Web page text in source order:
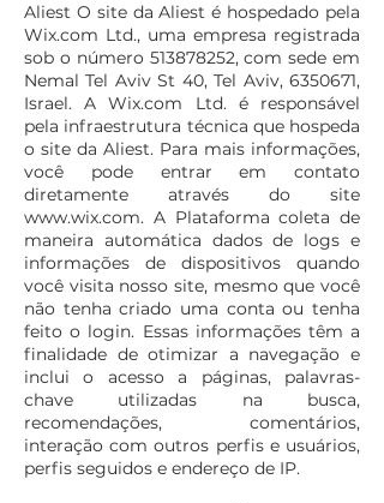
Aliest O site da Aliest é hospedado pela
Wix.com Ltd., uma empresa registrada
sob o número 513878252, com sede em
Nemal Tel Aviv St 40, Tel Aviv, 6350671,
Israel. A Wix.com Ltd. é responsável
pela infraestrutura técnica que hospeda
o site da Aliest. Para mais informações,
você pode entrar em contato
diretamente através do site
www.wix.com. A Plataforma coleta de
maneira automática dados de logs e
informações de dispositivos quando
você visita nosso site, mesmo que você
não tenha criado uma conta ou tenha
feito o login. Essas informações têm a
finalidade de otimizar a navegação e
inclui o acesso a páginas, palavras-
chave utilizadas na busca,
recomendações, comentários,
interação com outros perfis e usuários,
perfis seguidos e endereço de IP.